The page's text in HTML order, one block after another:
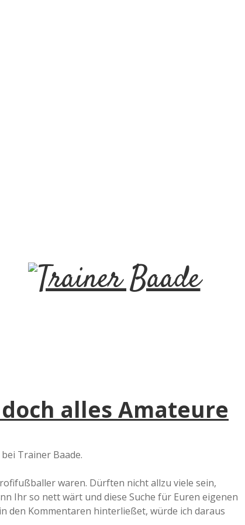
T
n
e
r
alles Amateure
Trainer Baade.
waren. Dürften nicht allzu viele sein,
Ihr so nett wärt und diese Suche für Euren eigenen
den Kommentaren hinterließet, würde ich daraus